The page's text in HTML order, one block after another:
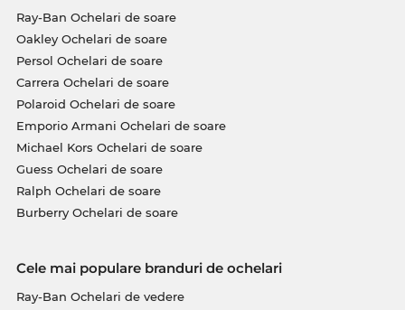
Ray-Ban Ochelari de soare
Oakley Ochelari de soare
Persol Ochelari de soare
Carrera Ochelari de soare
Polaroid Ochelari de soare
Emporio Armani Ochelari de soare
Michael Kors Ochelari de soare
Guess Ochelari de soare
Ralph Ochelari de soare
Burberry Ochelari de soare
Cele mai populare branduri de ochelari
Ray-Ban Ochelari de vedere